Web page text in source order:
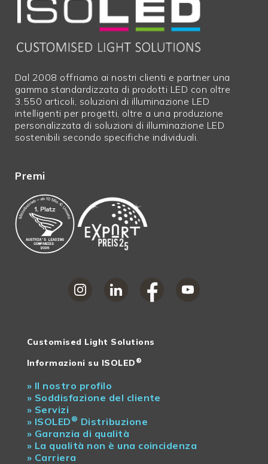
Merci
ingombranti
Larghezza in
mm
14,00 mm
Dal 2008 offriamo ai nostri clienti e partner una
gamma standardizzata di prodotti LED con oltre
3.550 articoli, soluzioni di illuminazione LED
intelligenti per progetti, oltre a una produzione
personalizzata di soluzioni di illuminazione LED
sostenibili secondo specifiche individuali.
Premi
Customised Light Solutions
Informazioni su ISOLED ®
» Il nostro profilo
» Soddisfazione del cliente
» Servizi
» ISOLED ® Distribuzione
» Garanzia di qualità
» La qualità non è una coincidenza
» Carriera